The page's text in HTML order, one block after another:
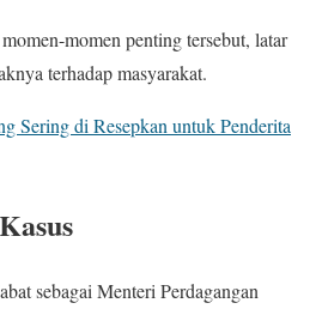
momen penting tersebut, latar
terhadap masyarakat.
Sering di Resepkan untuk Penderita
sebagai Menteri Perdagangan